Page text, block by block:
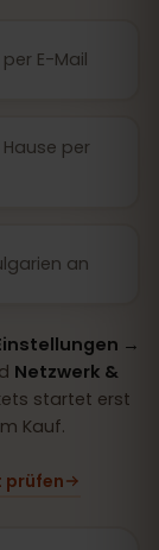
E-Mail
per
an
→
Netzwerk &
startet erst
Kauf.
prüfen